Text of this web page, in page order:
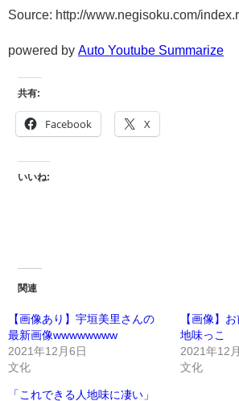
Source: http://www.negisoku.com/
powered by Auto Youtube Summarize
共有:
Facebook X
いいね:
関連
【画像あり】宇垣美里さんの
最新画像wwwwwwww
2021年12月6日
文化
【画像】
地味っこ
2021年12
文化
「これできる人地味に凄い」